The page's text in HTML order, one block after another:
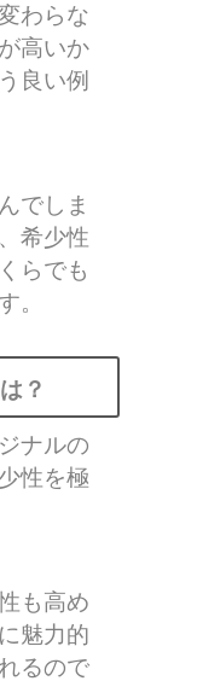
わらな
高いか
良い例
でしま
希少性
らでも
。
？
ナルの
性を極
も高め
魅力的
るので